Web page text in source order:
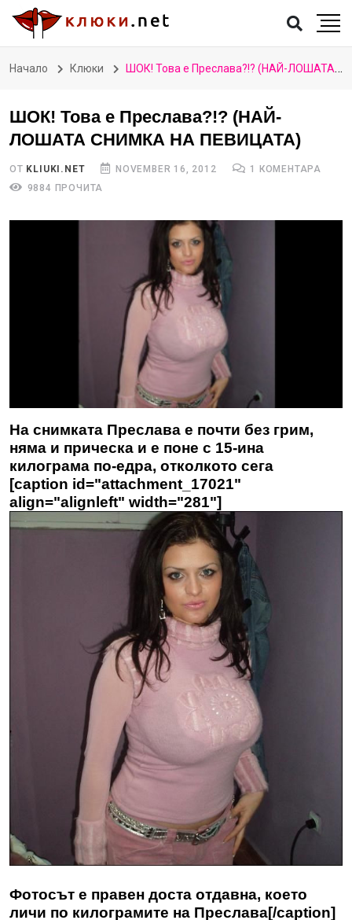
Начало Клюки ШОК! Това е Преслава?!? (НАЙ-ЛОШАТА СНИМКА НА ПЕВИЦАТА)
ШОК! Това е Преслава?!? (НАЙ-
ЛОШАТА СНИМКА НА ПЕВИЦАТА)
ОТ KLIUKI.NET NOVEMBER 16, 2012
1 КОМЕНТАРА
9884 ПРОЧИТА
На снимката Преслава е почти без грим,
няма и прическа и е поне с 15-ина
килограма по-едра, отколкото сега
[caption id="attachment_17021"
align="alignleft" width="281"]
Фотосът е правен доста отдавна, което
личи по килограмите на Преслава[/caption]